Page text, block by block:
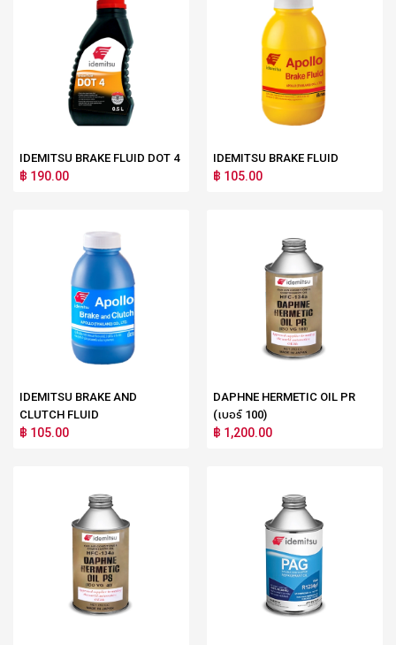
IDEMITSU BRAKE FLUID DOT 4
฿ 190.00
IDEMITSU BRAKE FLUID
฿ 105.00
IDEMITSU BRAKE AND
CLUTCH FLUID
฿ 105.00
DAPHNE HERMETIC OIL PR
(เบอร์ 100)
฿ 1,200.00